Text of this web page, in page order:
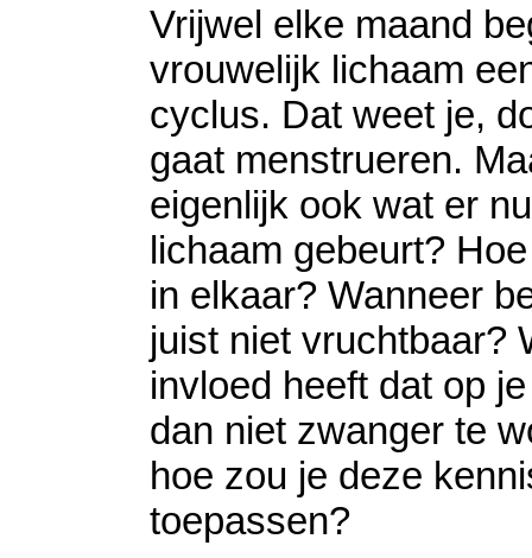
Vrijwel elke maand
vrouwelijk lichaam
cyclus. Dat weet je,
gaat menstrueren.
eigenlijk ook wat er
lichaam gebeurt?
in elkaar? Wanneer
juist niet vruchtbaar?
invloed heeft dat op
dan niet zwanger te
hoe zou je deze
toepassen?